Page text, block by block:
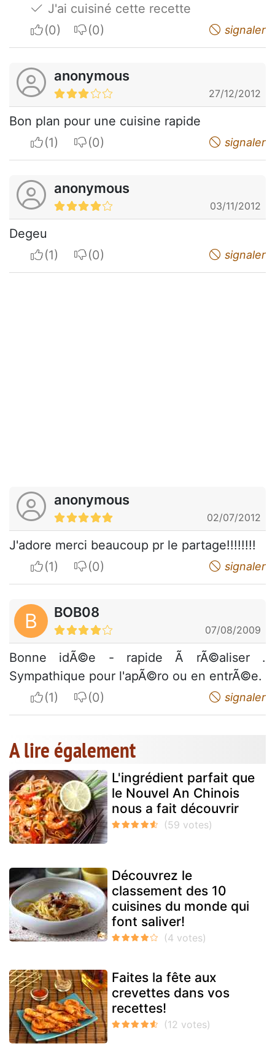
J'ai cuisiné cette recette
I apreciateI do not appreciate signaler
anonymous
27/12/2012
Bon plan pour une cuisine rapide
I apreciateI do not appreciate signaler
anonymous
03/11/2012
Degeu
I apreciateI do not appreciate signaler
anonymous
02/07/2012
J'adore merci beaucoup pr le partage!!!!!!!!
I apreciateI do not appreciate signaler
B BOB08
07/08/2009
Bonne idÃ©e - rapide Ã rÃ©aliser .
Sympathique pour l'apÃ©ro ou en entrÃ©e.
I apreciateI do not appreciate signaler
A lire également
L'ingrédient parfait que
le Nouvel An Chinois
nous a fait découvrir
Découvrez le
classement des 10
cuisines du monde qui
font saliver!
Faites la fête aux
crevettes dans vos
recettes!